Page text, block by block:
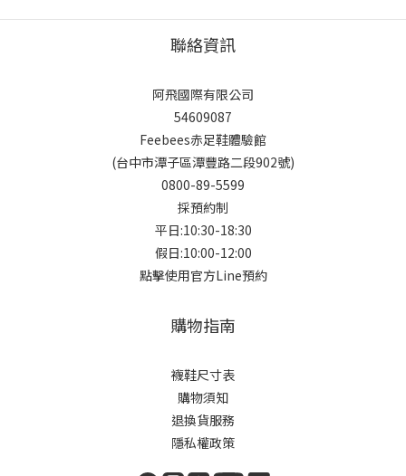
聯絡資訊
阿飛國際有限公司
54609087
Feebees赤足鞋體驗館
(台中市潭子區潭豐路二段902號)
0800-89-5599
採預約制
平日:10:30-18:30
假日:10:00-12:00
點擊使用官方Line預約
購物指南
襪鞋尺寸表
購物須知
退換貨服務
隱私權政策